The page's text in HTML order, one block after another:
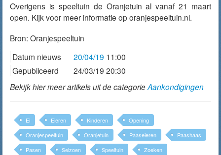
Overigens is speeltuin de Oranjetuin al vanaf 21 maart
open. Kijk voor meer informatie op oranjespeeltuin.nl.
Bron: Oranjespeeltuin
Datum nieuws
20/04/19 11:00
Gepubliceerd
24/03/19 20:30
Bekijk hier meer artikels uit de categorieAankondigingen
Ei Eieren Kinderen
Opening
Oranjespeeltuin
Oranjetuin Paaseieren
Paashaas
Pasen
Seizoen Speeltuin Zoeken